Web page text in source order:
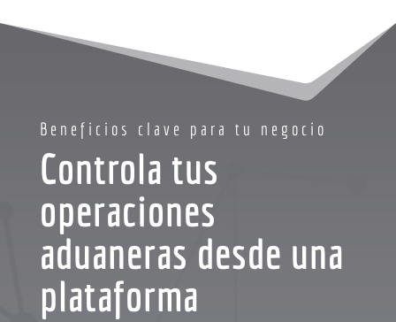
Beneficios clave para tu negocio
Controla tus
operaciones
aduaneras desde una
plataforma